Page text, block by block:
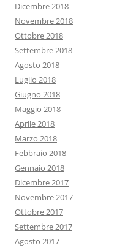
Dicembre 2018
Novembre 2018
Ottobre 2018
Settembre 2018
Agosto 2018
Luglio 2018
Giugno 2018
Maggio 2018
Aprile 2018
Marzo 2018
Febbraio 2018
Gennaio 2018
Dicembre 2017
Novembre 2017
Ottobre 2017
Settembre 2017
Agosto 2017